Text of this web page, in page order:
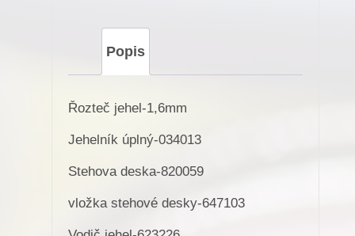
množství
Popis
Řozteč jehel-1,6mm
Jehelník úplný-034013
Stehova deska-820059
vložka stehové desky-647103